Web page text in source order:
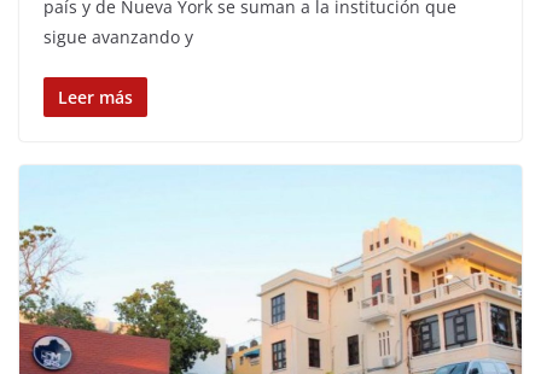
país y de Nueva York se suman a la institución que
sigue avanzando y
Leer más